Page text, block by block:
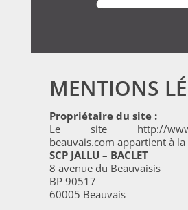
MENTIONS
Propriétaire du site :
Le site http://
beauvais.com appartient à la
SCP JALLU – BACLET
8 avenue du Beauvaisis
BP 90517
60005 Beauvais